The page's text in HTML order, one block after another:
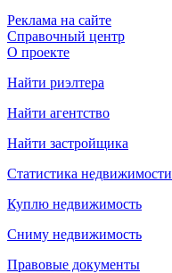
Реклама на сайте
Справочный центр
О проекте
Найти риэлтера
Найти агентство
Найти застройщика
Статистика недвижимости
Куплю недвижимость
Сниму недвижимость
Правовые документы